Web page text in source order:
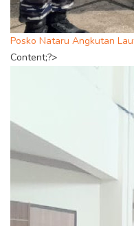
Posko Nataru Angkutan
Content;?>